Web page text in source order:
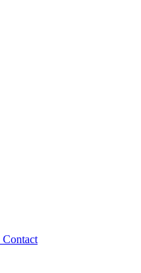
Contact